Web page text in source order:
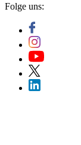
Folge uns: